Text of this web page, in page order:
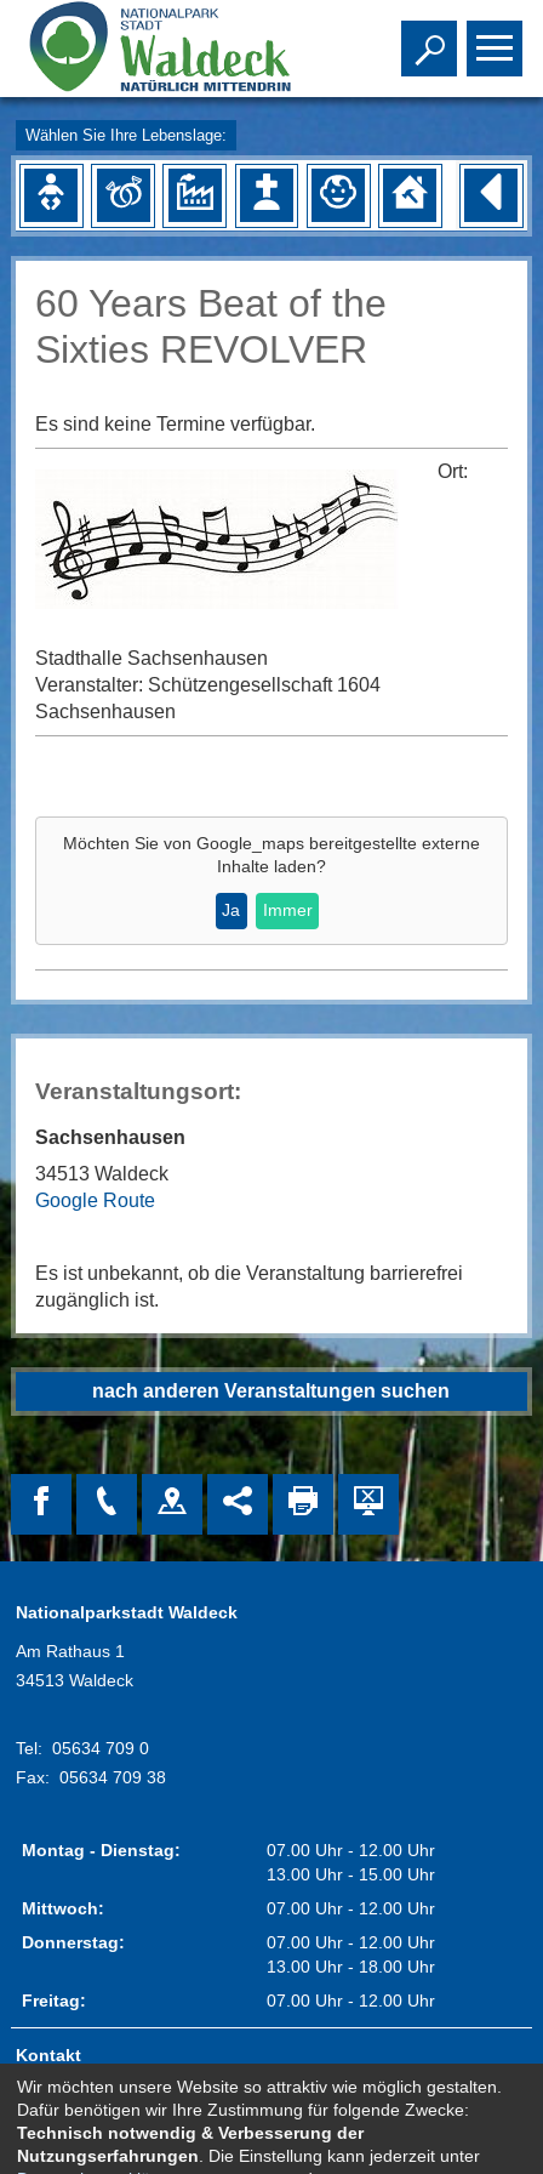
Toggle
Wählen Sie Ihre Lebenslage:
60 Years Beat of the
Sixties REVOLVER
Es sind keine Termine verfügbar.
Ort:
Stadthalle Sachsenhausen
Veranstalter: Schützengesellschaft 1604
Sachsenhausen
Möchten Sie von Google_mapsbereitgestellte externe
Inhalte laden?
Ja Immer
nach anderen Veranstaltungen suchen
Veranstaltungsort:
Sachsenhausen
34513 Waldeck
Google Route
Es ist unbekannt, ob die Veranstaltung barrierefrei
zugänglich ist.
Nationalparkstadt Waldeck
Am Rathaus 1
34513 Waldeck
Tel: 05634 709 0
Fax: 05634 709 38
Montag - Dienstag:
07.00 Uhr - 12.00 Uhr
13.00 Uhr - 15.00 Uhr
Mittwoch:
07.00 Uhr - 12.00 Uhr
Donnerstag:
07.00 Uhr - 12.00 Uhr
13.00 Uhr - 18.00 Uhr
Freitag:
07.00 Uhr - 12.00 Uhr
Kontakt
Impressum
Erklärung zur Barrierefreiheit
Sitemap
Wir möchten unsere Website so attraktiv wie möglich gestalten.
Dafür benötigen wir Ihre Zustimmung für folgende Zwecke:
Technisch notwendig & Verbesserung der
Nutzungserfahrungen . Die Einstellung kann jederzeit unter